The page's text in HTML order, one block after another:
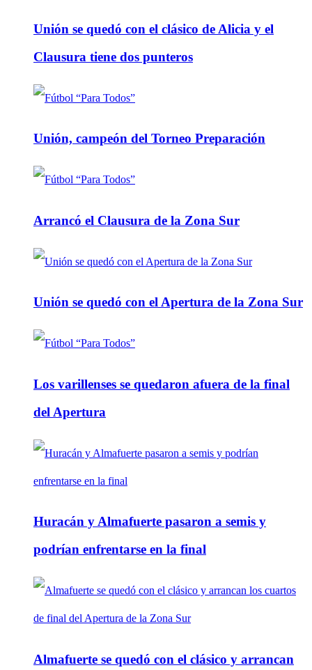
Unión se quedó con el clásico de Alicia y el
Clausura tiene dos punteros
Unión, campeón del Torneo Preparación
Arrancó el Clausura de la Zona Sur
Unión se quedó con el Apertura de la Zona Sur
Los varillenses se quedaron afuera de la final
del Apertura
Huracán y Almafuerte pasaron a semis y
podrían enfrentarse en la final
Almafuerte se quedó con el clásico y arrancan